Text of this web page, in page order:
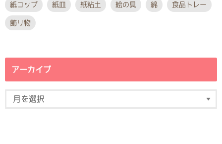
紙コップ 紙皿 紙粘土 絵の具 綿 食品トレー
飾り物
アーカイブ